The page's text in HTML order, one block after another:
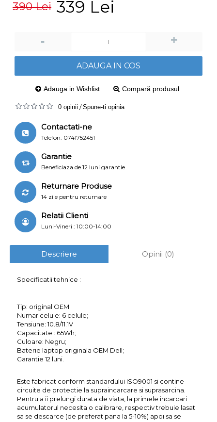
390 Lei 339 Lei
- +
ADAUGA IN COS
Adauga in Wishlist Compară produsul
0 opinii /Spune-ti opinia
Contactati-ne
Telefon: 0741752451
Garantie
Beneficiaza de 12 luni garantie
Returnare Produse
14 zile pentru returnare
Relatii Clienti
Luni-Vineri : 10:00-14:00
Descriere Opinii (0)
Specificatii tehnice :
Tip: original OEM;
Numar celule: 6 celule;
Tensiune: 10.8/11.1V
Capacitate : 65Wh;
Culoare: Negru;
Baterie laptop originala OEM Dell;
Garantie 12 luni.
Este fabricat conform standardului ISO9001 si contine
circuite de protectie la supraincarcare si suprasarcina.
Pentru a ii prelungi durata de viata, la primele incarcari
acumulatorul necesita o calibrare, respectiv trebuie lasat
sa se descarce (de preferat pana la 5-10%) apoi sa se